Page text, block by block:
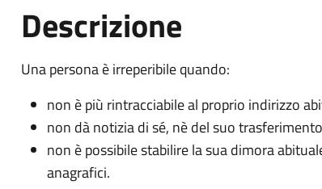
Descrizione
Una persona è irreperibile quando:
non è più rintracciabile al proprio indirizzo
non dà notizia di sé, nè del suo
non è possibile stabilire la sua dimora
anagrafici.